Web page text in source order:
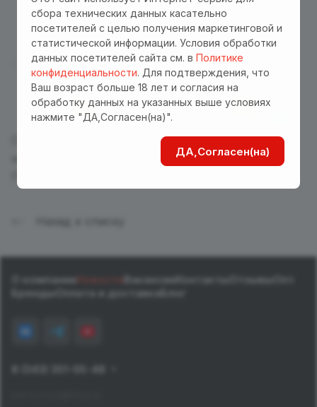
Скидка применится ко всем товарам в Вашей
спеццен и спецпредложений
О компании Вакансии Контакты Отзывы
Бренды
Оплата и доставка
сбора технических данных касательно
посетителей с целью получения маркетинговой и
статистической информации. Условия обработки
данных посетителей сайта см. в Политике
конфиденциальности. Для подтверждения, что
Ваш возраст больше 18 лет и согласия на
обработку данных на указанных выше условиях
нажмите "ДА,Согласен(на)".
ДА,Согласен(на)